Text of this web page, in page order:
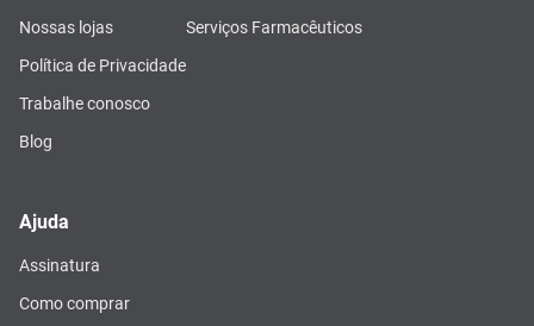
Nossas lojas
Política de Privacidade
Trabalhe conosco
Blog
Serviços Farmacêuticos
Ajuda
Assinatura
Como comprar